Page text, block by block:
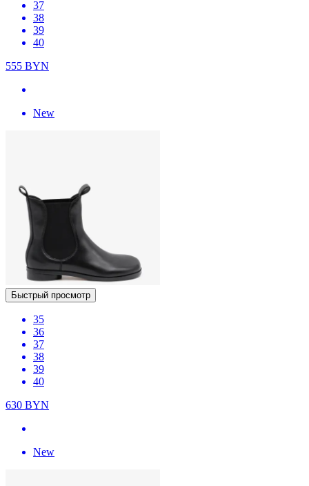
37
38
39
40
555 BYN
New
Быстрый просмотр
35
36
37
38
39
40
630 BYN
New